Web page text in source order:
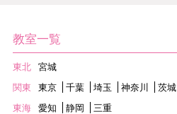
教室一覧
東北
宮城
関東
東京 千葉 埼玉 神奈川 茨城
東海
愛知 静岡
三重